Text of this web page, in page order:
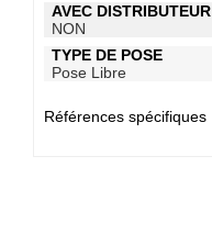
AVEC DISTRIBUTEUR
NON
TYPE DE POSE
Pose Libre
Références spécifiques